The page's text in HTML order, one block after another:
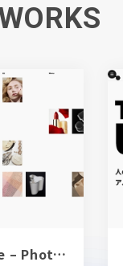
Paul & Henriette – Photographers and directors based in Paris